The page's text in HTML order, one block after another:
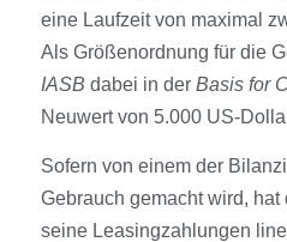
eine Laufzeit von maximal
Als Größen­ordnung für die
IASB dabei in der Basis for
Neuwert von 5.000 US-
Sofern von einem der
Gebrauch gemacht wird,
seine Leasing­zahlungen